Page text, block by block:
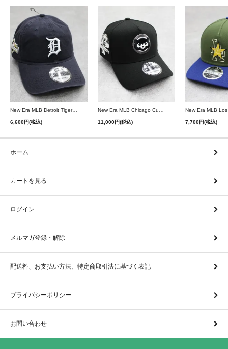
New Era MLB Detroit Tigers Postseason 9Twenty Strapback Cap - Navy
6,600円(税込) 11,000円(税込) 7,700円(税込)
ホーム
カートを見る
ログイン
メルマガ登録・解除
配送料、お支払い方法、特定商取引法に基づく表記
プライバシーポリシー
お問い合わせ